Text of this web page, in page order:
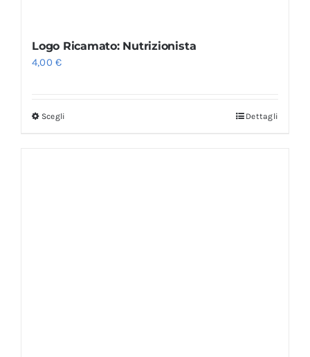
Logo Ricamato: Nutrizionista
4,00€
Scegli Dettagli